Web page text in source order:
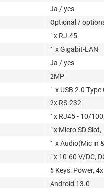
Ja / yes
Optional /
1x RJ-45
1 x Gigabit-LAN
Ja / yes
2MP
1 x USB 2.0 Type
2x RS-232
1x RJ45 - 10/
1x Micro SD Slot,
1 x Audio(Mic in
1x 10-60 V/DC,
5 Keys: Power,
Android 13.0